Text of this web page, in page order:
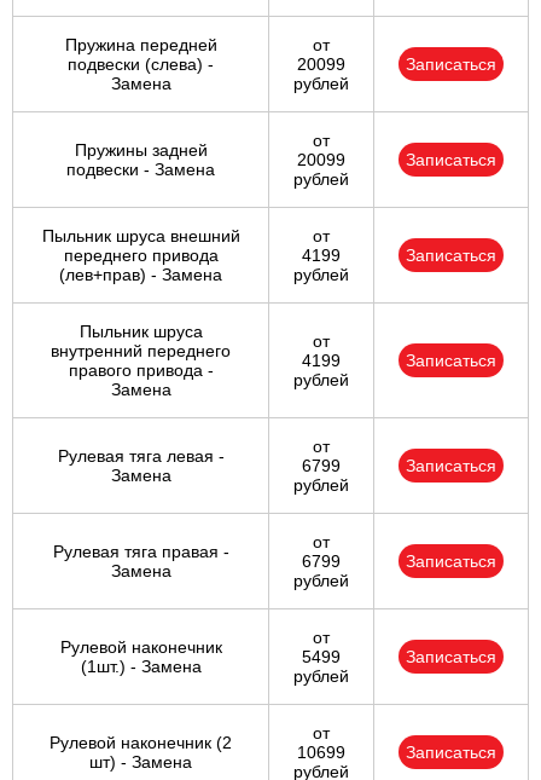
Пружина передней
подвески (слева) -
Замена
от
20099
рублей
Записаться
Пружины задней
подвески - Замена
от
20099
рублей
Записаться
Пыльник шруса внешний
переднего привода
(лев+прав) - Замена
от
4199
рублей
Записаться
Пыльник шруса
внутренний переднего
правого привода -
Замена
от
4199
рублей
Записаться
Рулевая тяга левая -
Замена
от
6799
рублей
Записаться
Рулевая тяга правая -
Замена
от
6799
рублей
Записаться
Рулевой наконечник
(1шт.) - Замена
от
5499
рублей
Записаться
Рулевой наконечник (2
шт) - Замена
от
10699
рублей
Записаться